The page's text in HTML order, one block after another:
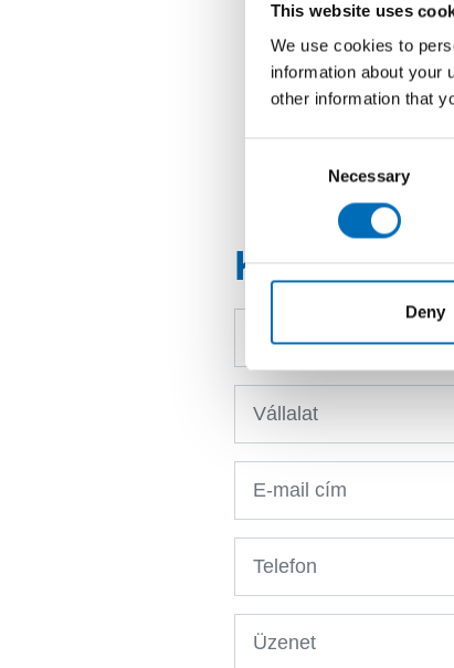
This website uses
We use cookies to
information about your
other information that
Necessary
Deny